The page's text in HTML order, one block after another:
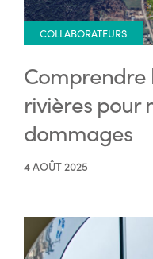
COLLABORATEURS
Comprendre
rivières pour
dommages
4 AOÛT 2025